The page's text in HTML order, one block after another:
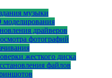
музыки
драйверов
фотографий
жесткого диска
файлов